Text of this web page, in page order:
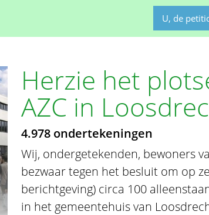
U, de
Herzie het
AZC in
4.978 ondertekeningen
Wij, ondergetekenden, bewoners
bezwaar tegen het besluit om op
berichtgeving) circa 100
in het gemeentehuis van